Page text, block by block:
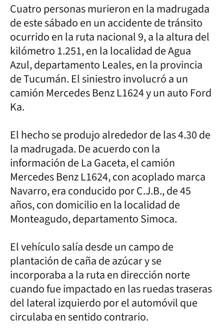
Cuatro personas murieron en la madrugada
de este sábado en un accidente de tránsito
ocurrido en la ruta nacional 9, a la altura del
kilómetro 1.251, en la localidad de Agua
Azul, departamento Leales, en la provincia
de Tucumán. El siniestro involucró a un
camión Mercedes Benz L1624 y un auto Ford
Ka.
El hecho se produjo alrededor de las 4.30 de
la madrugada. De acuerdo con la
información de La Gaceta, el camión
Mercedes Benz L1624, con acoplado marca
Navarro, era conducido por C.J.B., de 45
años, con domicilio en la localidad de
Monteagudo, departamento Simoca.
El vehículo salía desde un campo de
plantación de caña de azúcar y se
incorporaba a la ruta en dirección norte
cuando fue impactado en las ruedas traseras
del lateral izquierdo por el automóvil que
circulaba en sentido contrario.